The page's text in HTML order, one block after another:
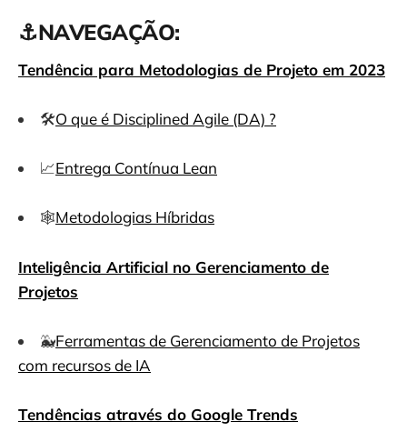
⚓NAVEGAÇÃO:
Tendência para Metodologias de Projeto em 2023
🛠O que é Disciplined Agile (DA) ?
📈Entrega Contínua Lean
🕸Metodologias Híbridas
Inteligência Artificial no Gerenciamento de
Projetos
🐳Ferramentas de Gerenciamento de Projetos
com recursos de IA
Tendências através do Google Trends